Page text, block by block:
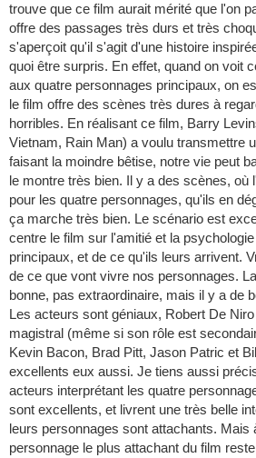
trouve que ce film aurait mérité que l'on
offre des passages très durs et très
s'aperçoit qu'il s'agit d'une histoire
quoi être surpris. En effet, quand on voit
aux quatre personnages principaux, on
le film offre des scènes très dures à
horribles. En réalisant ce film, Barry
Vietnam, Rain Man) a voulu transmettre
faisant la moindre bêtise, notre vie peut
le montre très bien. Il y a des scènes, où
pour les quatre personnages, qu'ils en
ça marche très bien. Le scénario est
centre le film sur l'amitié et la
principaux, et de ce qu'ils leurs arrivent.
de ce que vont vivre nos personnages.
bonne, pas extraordinaire, mais il y a de
Les acteurs sont géniaux, Robert De
magistral (même si son rôle est
Kevin Bacon, Brad Pitt, Jason Patric et
excellents eux aussi. Je tiens aussi
acteurs interprétant les quatre
sont excellents, et livrent une très belle
leurs personnages sont attachants. Mais
personnage le plus attachant du film